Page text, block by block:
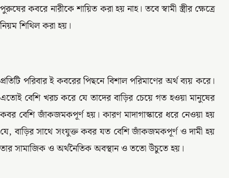
পুরুষের কবরে নারীকে শায়িত করা হয় নাহ। তবে স্বামী স্ত্রীর ক্ষেত্রে
নিয়ম শিথিল করা হয়।
প্রতিটি পরিবার ই কবরের পিছনে বিশাল পরিমাণের অর্থ ব্যয় করে।
এতোই বেশি খরচ করে যে তাদের বাড়ির চেয়ে গত হওয়া মানুষের
কবর বেশি জাঁকজমকপূর্ণ হয়। কারণ মাদাগাস্কারে ধরে নেওয়া হয়
যে, বাড়ির সাথে সংযুক্ত কবর যত বেশি জাঁকজমকপূর্ণ ও দামী হয়
তার সামাজিক ও অর্থনৈতিক অবস্থান ও ততো উঁচুতে হয়।